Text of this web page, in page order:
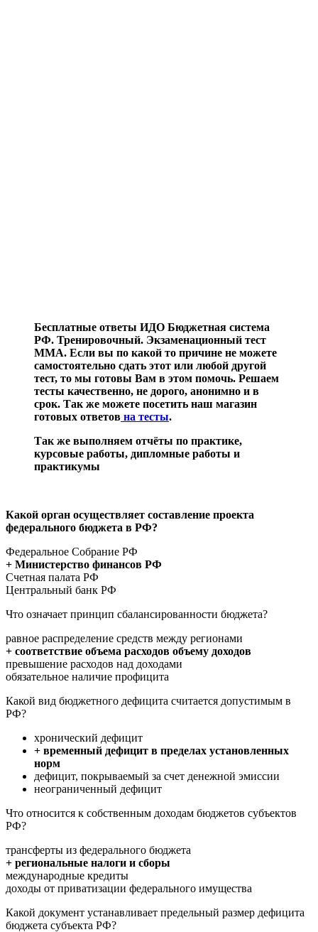
Бесплатные ответы ИДО Бюджетная система
РФ. Тренировочный. Экзаменационный тест
ММА. Если вы по какой то причине не можете
самостоятельно сдать этот или любой другой
тест, то мы готовы Вам в этом помочь. Решаем
тесты качественно, не дорого, анонимно и в
срок. Так же можете посетить наш магазин
готовых ответов на тесты.
Так же выполняем отчёты по практике,
курсовые работы, дипломные работы и
практикумы
Какой орган осуществляет составление проекта
федерального бюджета в РФ?
Федеральное Собрание РФ
+ Министерство финансов РФ
Счетная палата РФ
Центральный банк РФ
Что означает принцип сбалансированности бюджета?
равное распределение средств между регионами
+ соответствие объема расходов объему доходов
превышение расходов над доходами
обязательное наличие профицита
Какой вид бюджетного дефицита считается допустимым в
РФ?
хронический дефицит
+ временный дефицит в пределах установленных
норм
дефицит, покрываемый за счет денежной эмиссии
неограниченный дефицит
Что относится к собственным доходам бюджетов субъектов
РФ?
трансферты из федерального бюджета
+ региональные налоги и сборы
международные кредиты
доходы от приватизации федерального имущества
Какой документ устанавливает предельный размер дефицита
бюджета субъекта РФ?